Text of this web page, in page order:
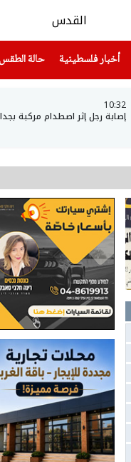
أخبار فلسطينية(current) حالة الطقس
10:32
إصابة رجل إثر اصطدام مركبة بجدار في أم الفحم